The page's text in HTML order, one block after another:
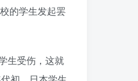
的学生发起罢
生受伤，这就